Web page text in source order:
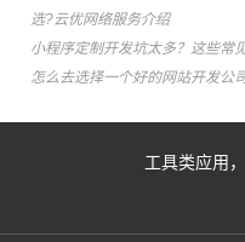
选?云优网络服务介绍
小程序定制开发坑太多？这些常
怎么去选择一个好的网站开发公
工具类应用